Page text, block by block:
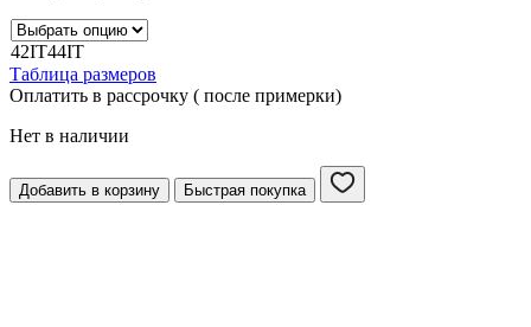
42IT44IT
Таблица размеров
Оплатить в рассрочку ( после примерки)
Нет в наличии
Добавить в корзину Быстрая покупка